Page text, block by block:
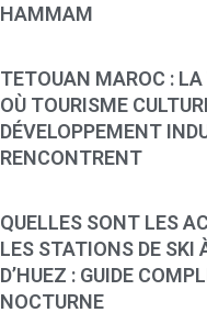
HAMMAM
TETOUAN MAROC : LA
OÙ TOURISME
DÉVELOPPEMENT
RENCONTRENT
QUELLES SONT LES
LES STATIONS DE SKI
D’HUEZ : GUIDE
NOCTURNE